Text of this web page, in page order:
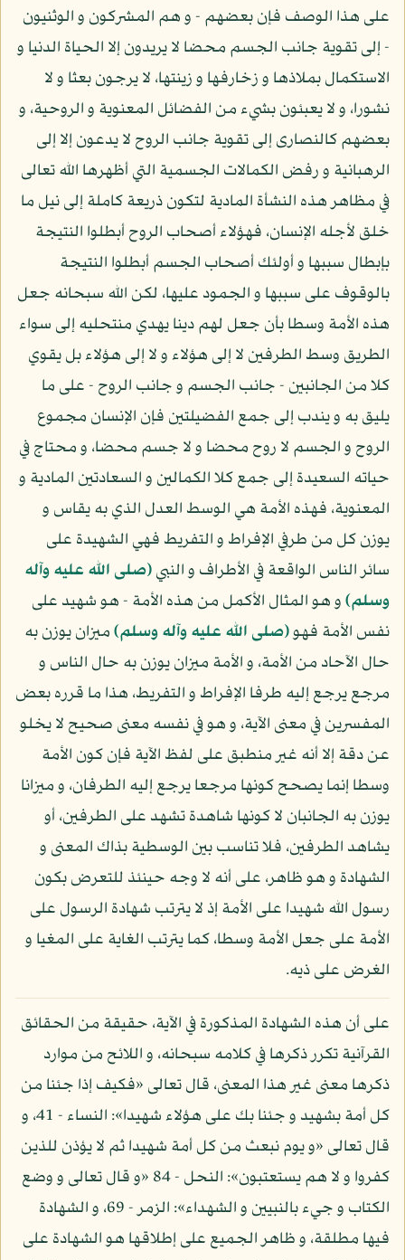
على هذا الوصف فإن بعضهم - و هم المشركون و الوثنيون
- إلى تقوية جانب الجسم محضا لا يريدون إلا الحياة الدنيا و
الاستكمال بملاذها و زخارفها و زينتها، لا يرجون بعثا و لا
نشورا، و لا يعبئون بشيء من الفضائل المعنوية و الروحية، و
بعضهم كالنصارى إلى تقوية جانب الروح لا يدعون إلا إلى
الرهبانية و رفض الكمالات الجسمية التي أظهرها الله تعالى
في مظاهر هذه النشأة المادية لتكون ذريعة كاملة إلى نيل ما
خلق لأجله الإنسان، فهؤلاء أصحاب الروح أبطلوا النتيجة
بإبطال سببها و أولئك أصحاب الجسم أبطلوا النتيجة
بالوقوف على سببها و الجمود عليها، لكن الله سبحانه جعل
هذه الأمة وسطا بأن جعل لهم دينا يهدي منتحليه إلى سواء
الطريق وسط الطرفين لا إلى هؤلاء و لا إلى هؤلاء بل يقوي
كلا من الجانبين - جانب الجسم و جانب الروح - على ما
يليق به و يندب إلى جمع الفضيلتين فإن الإنسان مجموع
الروح و الجسم لا روح محضا و لا جسم محضا، و محتاج في
حياته السعيدة إلى جمع كلا الكمالين و السعادتين المادية و
المعنوية، فهذه الأمة هي الوسط العدل الذي به يقاس و
يوزن كل من طرفي الإفراط و التفريط فهي الشهيدة على
سائر الناس الواقعة في الأطراف و النبي(صلى الله عليه وآله
وسلم)و هو المثال الأكمل من هذه الأمة - هو شهيد على
نفس الأمة فهو(صلى الله عليه وآله وسلم)ميزان يوزن به
حال الآحاد من الأمة، و الأمة ميزان يوزن به حال الناس و
مرجع يرجع إليه طرفا الإفراط و التفريط، هذا ما قرره بعض
المفسرين في معنى الآية، و هو في نفسه معنى صحيح لا يخلو
عن دقة إلا أنه غير منطبق على لفظ الآية فإن كون الأمة
وسطا إنما يصحح كونها مرجعا يرجع إليه الطرفان، و ميزانا
يوزن به الجانبان لا كونها شاهدة تشهد على الطرفين، أو
يشاهد الطرفين، فلا تناسب بين الوسطية بذاك المعنى و
الشهادة و هو ظاهر، على أنه لا وجه حينئذ للتعرض بكون
رسول الله شهيدا على الأمة إذ لا يترتب شهادة الرسول على
الأمة على جعل الأمة وسطا، كما يترتب الغاية على المغيا و
الغرض على ذيه.
على أن هذه الشهادة المذكورة في الآية، حقيقة من الحقائق
القرآنية تكرر ذكرها في كلامه سبحانه، و اللائح من موارد
ذكرها معنى غير هذا المعنى، قال تعالى «فكيف إذا جئنا من
كل أمة بشهيد و جئنا بك على هؤلاء شهيدا»: النساء - 41، و
قال تعالى «و يوم نبعث من كل أمة شهيدا ثم لا يؤذن للذين
كفروا و لا هم يستعتبون»: النحل - 84 «و قال تعالى و وضع
الكتاب و جيء بالنبيين و الشهداء»: الزمر - 69، و الشهادة
فيها مطلقة، و ظاهر الجميع على إطلاقها هو الشهادة على